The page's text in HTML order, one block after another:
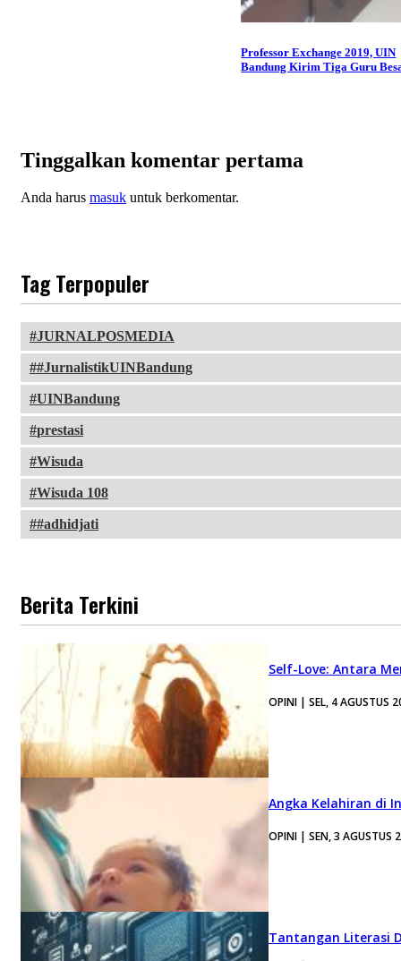
Professor Exchange 2019, UIN
Bandung Kirim Tiga Guru
Tinggalkan komentar pertama
Anda harus masuk untuk berkomentar.
Tag Terpopuler
JURNALPOSMEDIA
#JurnalistikUINBandung
UINBandung
prestasi
Wisuda
Wisuda 108
#adhidjati
Berita Terkini
Self-Love: Antara
OPINI | SEL, 4 AGUSTUS
Angka Kelahiran di
OPINI | SEN, 3 AGUSTUS
Tantangan Literasi